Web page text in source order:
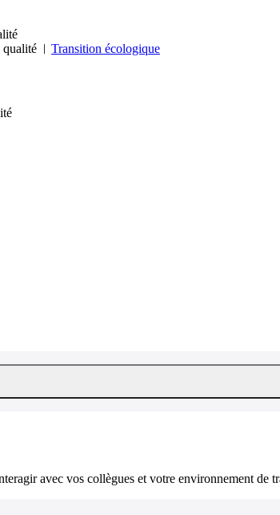
qualité
Transition écologique
avec vos collègues et votre environnement de